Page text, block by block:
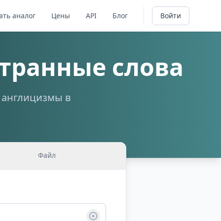
аналог Цены API Блог Войти
слова
англицизмы в
Файл